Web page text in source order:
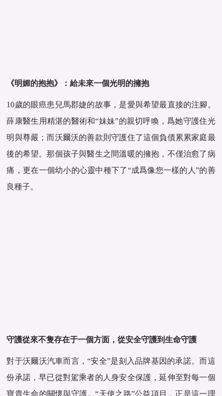
《明媚的抱抱》：給未來一個光明的擁抱
10歲的眼癌患兒馬郡婕的故事，是愛與希望最直接的注腳。
薛康醫生用精湛的醫術和“妹妹”的親切呼喚，爲她守護住光
明與尊嚴；而沃爾沃的善款則守護住了這個負債累累家庭最
後的希望。那個孩子與醫生之間溫暖的擁抱，不僅治愈了病
痛，更在一個幼小的心靈中種下了“成爲像您一樣的人”的善
良種子。
守護從來不隻存在于一個方面，從安全守護到生命守護
對于沃爾沃汽車而言，“安全”是刻入品牌基因的承諾。而這
份承諾，早已從對駕乘者的人身安全保護，延伸至對每一個
寶貴生命的關懷與守護。“天使之路”公益項目，正是這一理